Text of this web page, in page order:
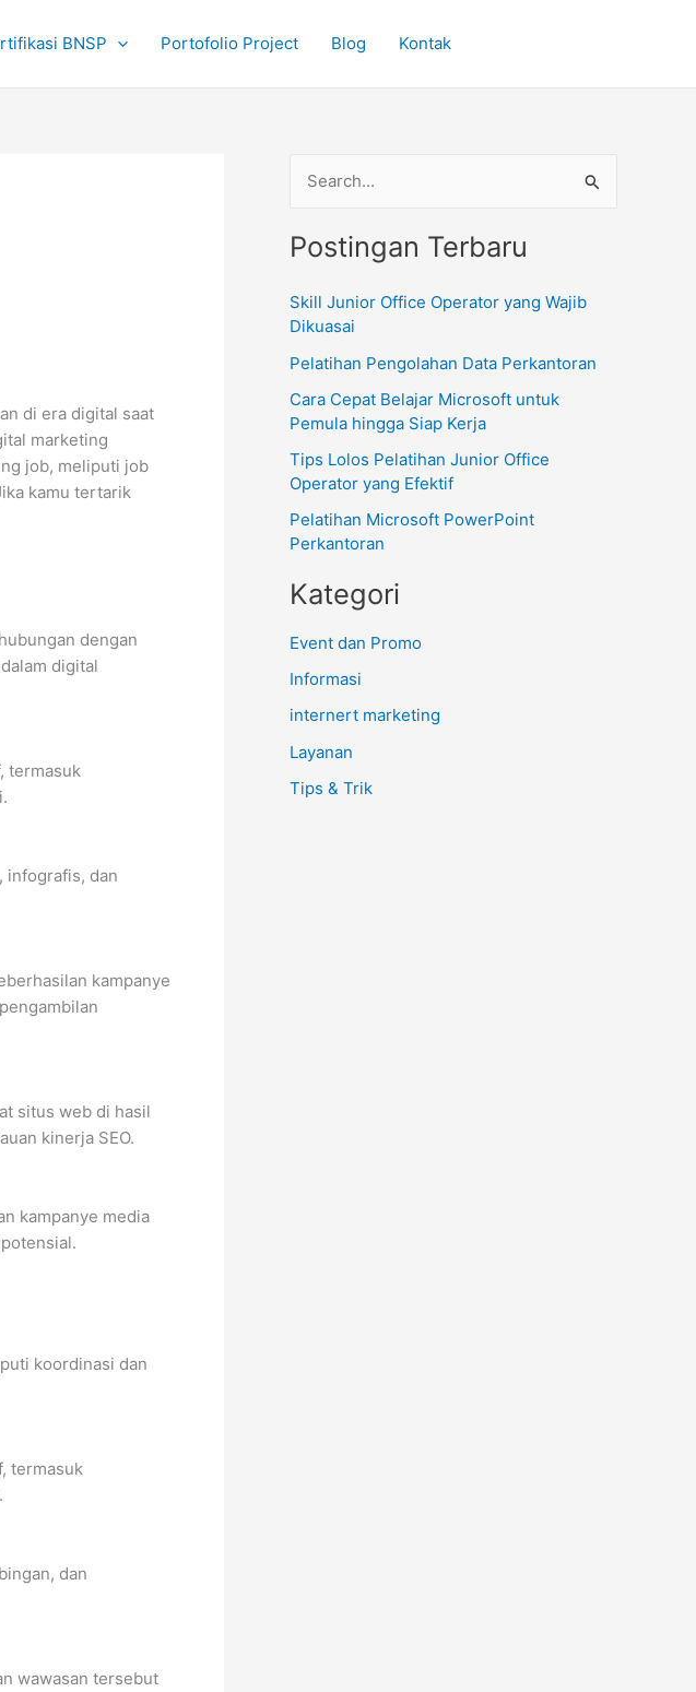
BNSP Portofolio Project Blog Kontak
di era digital saat
marketing
job, meliputi job
kamu tertarik
dengan
digital
termasuk
infografis, dan
kampanye
situs web di hasil
kinerja SEO.
kampanye media
koordinasi dan
termasuk
dan
wawasan tersebut
r
u
u
:
Postingan Terbaru
Skill Junior Office Operator yang Wajib
Dikuasai
Pelatihan Pengolahan Data Perkantoran
Cara Cepat Belajar Microsoft untuk
Pemula hingga Siap Kerja
Tips Lolos Pelatihan Junior Office
Operator yang Efektif
Pelatihan Microsoft PowerPoint
Perkantoran
Kategori
Event dan Promo
Informasi
internert marketing
Layanan
Tips & Trik